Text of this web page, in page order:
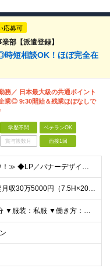
応募可
部【派遣登録】
時短相談OK！ほぼ完全在
務／ 日本最大級の共通ポイント
業◎ 9:30開始＆残業ほぼなしで
学歴不問 ベテランOK
賞与複数月 面接1回
≪20代・30代活躍中！≫ ◆LP／バナーデザイン作成経験 ◆HTML／CSSでの静的ページのコーディング経験 ※ブランクがある方やこれまでのご経験に自信がない方も、まずはお気軽にご応募ください！
時給2000円 ☆想定月収30万5000円（7.5H×20日＋残業2.5H） ※交通費全額支給 ※在宅日数に応じて、在宅勤務手当あり
恵比寿駅より徒歩5分 ▼服装：私服 ▼働き方：在宅勤務（状況によって変動する可能性あり） ※出社/在宅勤務は自由に選択可（月1～2回出社の場合あり） ▼受動喫煙対策：屋内禁煙